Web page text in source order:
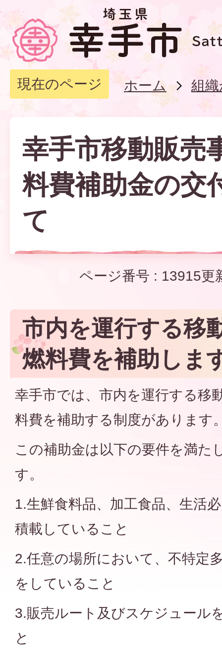
現在のページ ホーム 組
幸手市移動販売
料費補助金の交
て
ページ番号 : 13915更
市内を運行する移
燃料費を補助しま
幸手市では、市内を運行する移
料費を補助する制度があります
この補助金は以下の要件を満た
す。
1.生鮮食料品、加工食品、生活
積載していること
2.任意の場所において、不特定
をしていること
3.販売ルート及びスケジュール
と